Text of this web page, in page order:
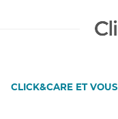
CLICK&CARE ET VOUS